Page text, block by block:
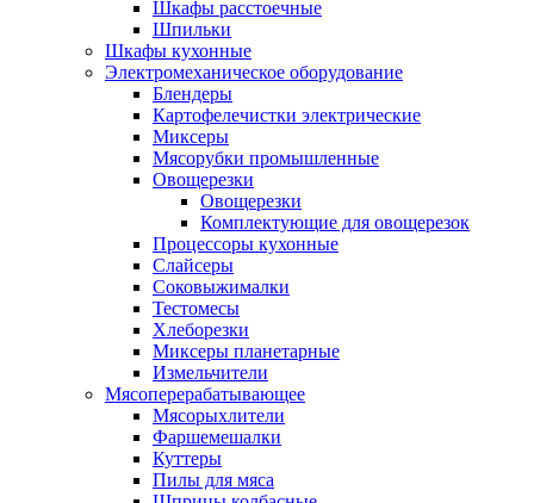
Шкафы расстоечные
Шпильки
Шкафы кухонные
Электромеханическое оборудование
Блендеры
Картофелечистки электрические
Миксеры
Мясорубки промышленные
Овощерезки
Овощерезки
Комплектующие для овощерезок
Процессоры кухонные
Слайсеры
Соковыжималки
Тестомесы
Хлеборезки
Миксеры планетарные
Измельчители
Мясоперерабатывающее
Мясорыхлители
Фаршемешалки
Куттеры
Пилы для мяса